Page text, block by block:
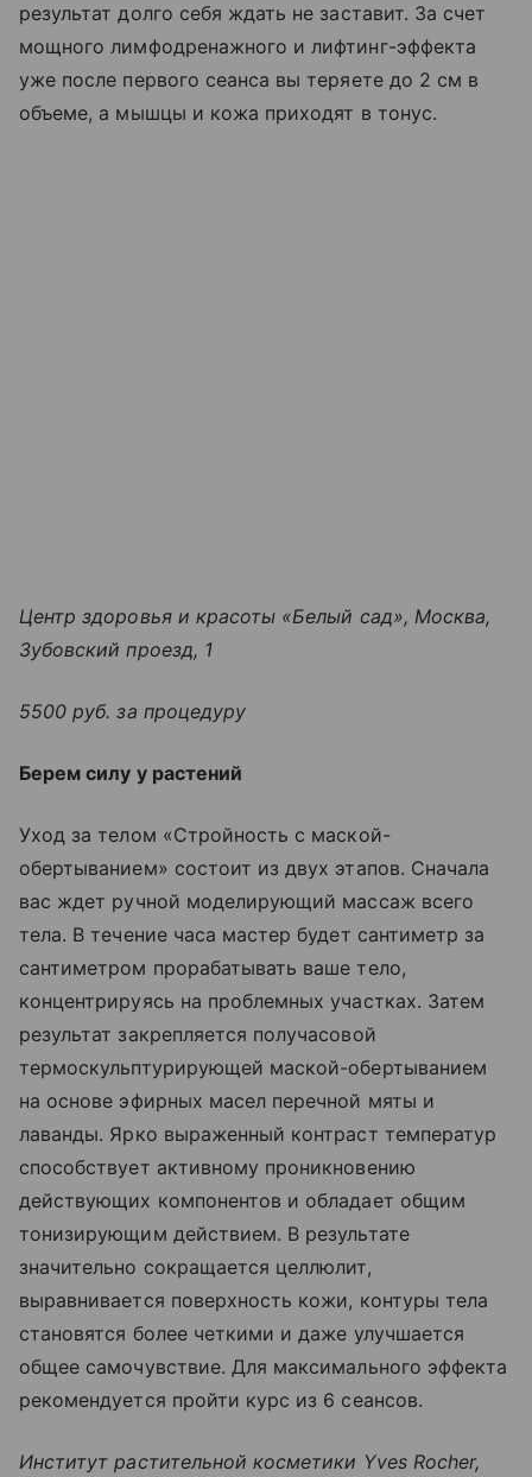
результат долго себя ждать не заставит. За счет
мощного лимфодренажного и лифтинг-эффекта
уже после первого сеанса вы теряете до 2 см в
объеме, а мышцы и кожа приходят в тонус.
Центр здоровья и красоты «Белый сад», Москва,
Зубовский проезд, 1
5500 руб. за процедуру
Берем силу у растений
Уход за телом «Стройность с маской-
обертыванием» состоит из двух этапов. Сначала
вас ждет ручной моделирующий массаж всего
тела. В течение часа мастер будет сантиметр за
сантиметром прорабатывать ваше тело,
концентрируясь на проблемных участках. Затем
результат закрепляется получасовой
термоскульптурирующей маской-обертыванием
на основе эфирных масел перечной мяты и
лаванды. Ярко выраженный контраст температур
способствует активному проникновению
действующих компонентов и обладает общим
тонизирующим действием. В результате
значительно сокращается целлюлит,
выравнивается поверхность кожи, контуры тела
становятся более четкими и даже улучшается
общее самочувствие. Для максимального эффекта
рекомендуется пройти курс из 6 сеансов.
Институт растительной косметики Yves Rocher,